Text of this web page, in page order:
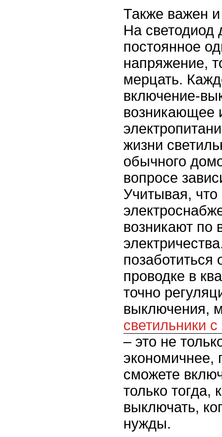
Также важен и
На светодиод
постоянное
напряжение,
мерцать.
включение-
возникающее
жизни
обычного
вопросе
Учитывая,
возникают по
позаботиться
проводке в
точно
выключения,
светильники
– это не
экономичнее,
сможете
только тогда,
выключать,
нужды.